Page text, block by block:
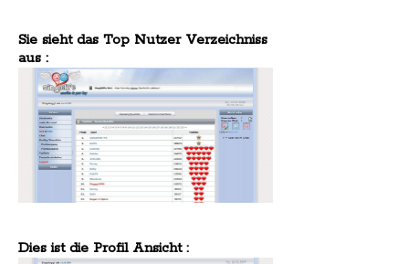
Sie sieht das Top Nutzer Verzeichniss
aus :
Dies ist die Profil Ansicht :